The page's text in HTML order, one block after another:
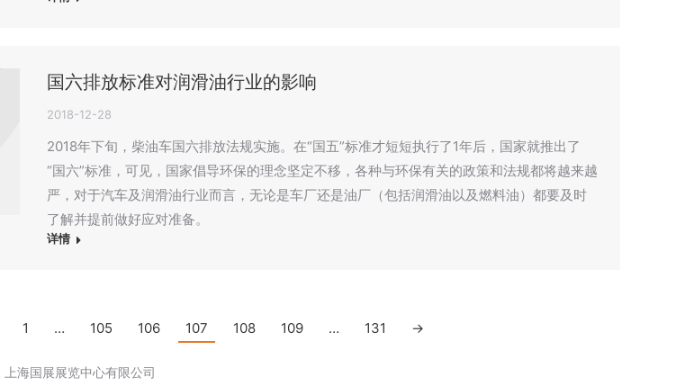
国六排放标准对润滑油行业的影响
2018-12-28
2018年下旬，柴油车国六排放法规实施。在“国五”标准才短短执行了1年后，国家就推出了
“国六”标准，可见，国家倡导环保的理念坚定不移，各种与环保有关的政策和法规都将越来越
严，对于汽车及润滑油行业而言，无论是车厂还是油厂（包括润滑油以及燃料油）都要及时
了解并提前做好应对准备。
详情
1 … 105 106 107 108 109 … 131 →
上海国展展览中心有限公司